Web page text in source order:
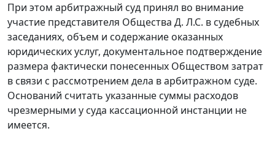
При этом арбитражный суд принял во внимание
участие представителя Общества Д. Л.С. в судебных
заседаниях, объем и содержание оказанных
юридических услуг, документальное подтверждение
размера фактически понесенных Обществом затрат
в связи с рассмотрением дела в арбитражном суде.
Оснований считать указанные суммы расходов
чрезмерными у суда кассационной инстанции не
имеется.